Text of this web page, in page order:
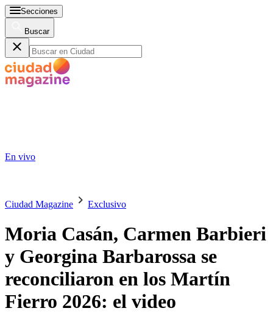
Secciones
Buscar
En vivo
Ciudad Magazine Exclusivo
Moria Casán, Carmen Barbieri
y Georgina Barbarossa se
reconciliaron en los Martín
Fierro 2026: el video